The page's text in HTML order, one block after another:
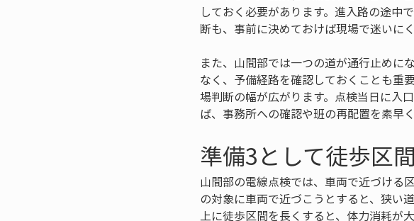
しておく必要があります。進入路の途中
断も、事前に決めておけば現場で迷いにく
また、山間部では一つの道が通行止めに
なく、予備経路を確認しておくことも重
場判断の幅が広がります。点検当日に入
ば、事務所への確認や班の再配置を素早く
準備3として徒歩区
山間部の電線点検では、車両で近づける
の対象に車両で近づこうとすると、狭い
上に徒歩区間を長くすると、体力消耗が